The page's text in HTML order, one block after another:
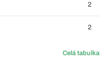
2
2
Celá tabulka